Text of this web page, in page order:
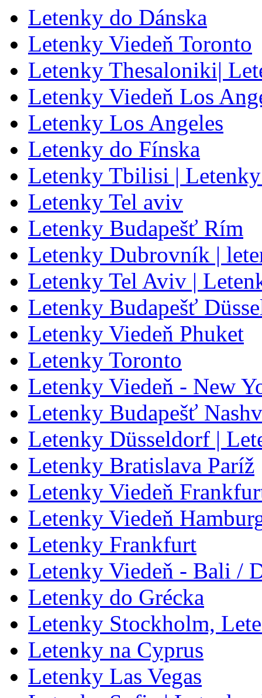
Letenky do Dánska
Letenky Viedeň Toronto
Letenky Thesaloniki|
Letenky Viedeň Los
Letenky Los Angeles
Letenky do Fínska
Letenky Tbilisi |
Letenky Tel aviv
Letenky Budapešť Rím
Letenky Dubrovník |
Letenky Tel Aviv |
Letenky Budapešť
Letenky Viedeň Phuket
Letenky Toronto
Letenky Viedeň - New
Letenky Budapešť
Letenky Düsseldorf |
Letenky Bratislava Paríž
Letenky Viedeň
Letenky Viedeň
Letenky Frankfurt
Letenky Viedeň - Bali /
Letenky do Grécka
Letenky Stockholm,
Letenky na Cyprus
Letenky Las Vegas